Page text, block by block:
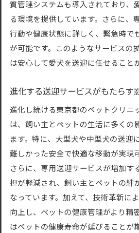
質管理システムも導入されており、
る環境を提供しています。さらに、
行動や健康状態に詳しく、緊急時で
が可能です。このようなサービスの
は安心して愛犬を送迎に任せること
進化する送迎サービスがもたらす
進化し続ける東京都のペットクリニ
は、飼い主とペットの生活に多くの
ます。特に、大型犬や中型犬の送迎
難しかった安全で快適な移動が実現
さらに、専用送迎サービスが増加す
担が軽減され、飼い主とペットの絆
なっています。加えて、技術革新に
向上し、ペットの健康管理がより精
はペットの健康寿命が延びることが